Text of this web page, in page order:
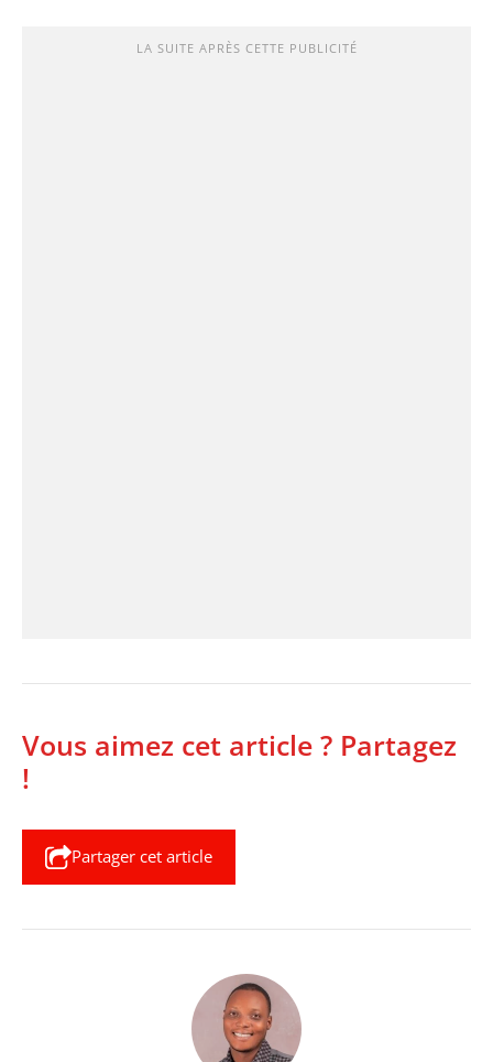
LA SUITE APRÈS CETTE PUBLICITÉ
Vous aimez cet article ? Partagez
!
Partager cet article